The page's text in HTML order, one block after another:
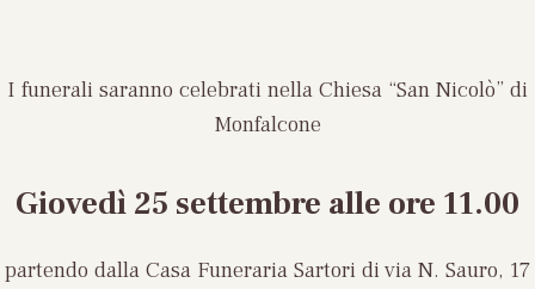
I funerali saranno celebrati nella Chiesa “San Nicolò” di
Monfalcone
Giovedì 25 settembre alle ore 11.00
partendo dalla Casa Funeraria Sartori di via N. Sauro, 17